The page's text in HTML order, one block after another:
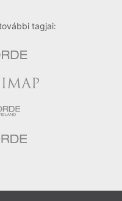
tagjai: